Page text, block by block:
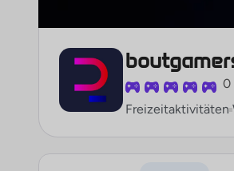
0
Freizeitaktivitäten